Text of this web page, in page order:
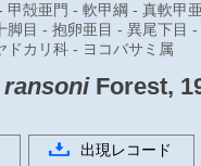
甲殻亜門 - 軟甲綱 - 真軟甲
脚目 - 抱卵亜目 - 異尾下目
ドカリ科 - ヨコバサミ属
Forest,
出現レコード